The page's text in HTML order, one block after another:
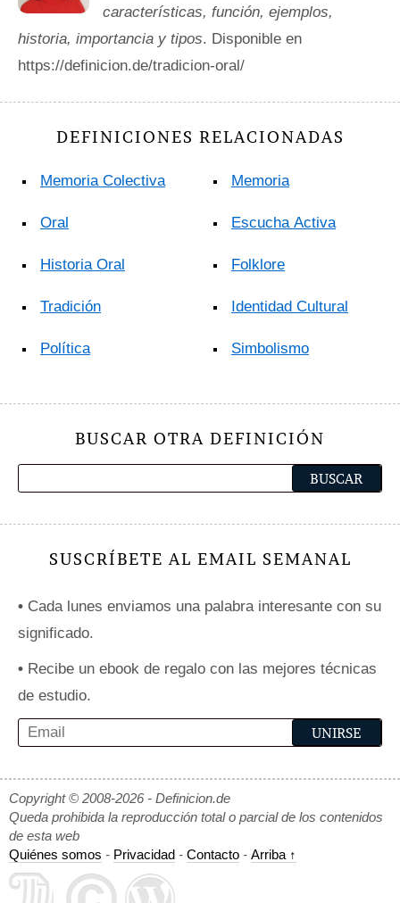
características, función, ejemplos,
historia, importancia y tipos. Disponible en
https://definicion.de/tradicion-oral/
DEFINICIONES RELACIONADAS
Memoria Colectiva
Oral
Historia Oral
Tradición
Política
Memoria
Escucha Activa
Folklore
Identidad Cultural
Simbolismo
BUSCAR OTRA DEFINICIÓN
SUSCRÍBETE AL EMAIL SEMANAL
• Cada lunes enviamos una palabra interesante con su
significado.
• Recibe un ebook de regalo con las mejores técnicas
de estudio.
Copyright © 2008-2026 - Definicion.de
Queda prohibida la reproducción total o parcial de los contenidos
de esta web
Quiénes somos - Privacidad - Contacto - Arriba ↑